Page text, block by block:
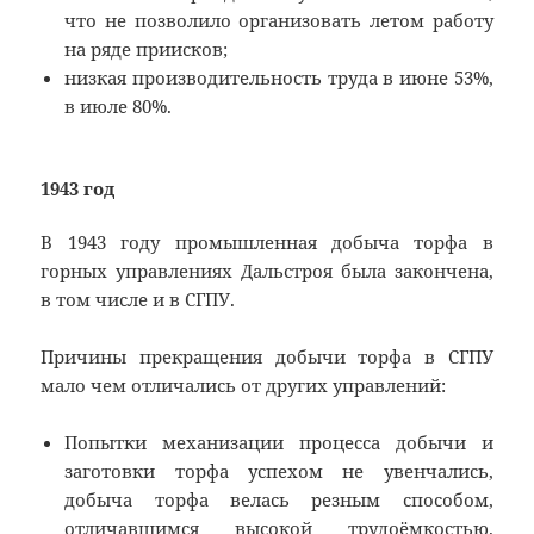
что не позволило организовать летом работу
на ряде приисков;
низкая производительность труда в июне 53%,
в июле 80%.
1943 год
В 1943 году промышленная добыча торфа в
горных управлениях Дальстроя была закончена,
в том числе и в СГПУ.
Причины прекращения добычи торфа в СГПУ
мало чем отличались от других управлений:
Попытки механизации процесса добычи и
заготовки торфа успехом не увенчались,
добыча торфа велась резным способом,
отличавшимся высокой трудоёмкостью.